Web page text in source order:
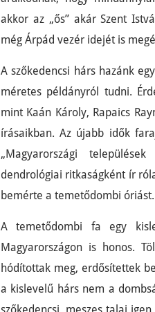
akkor az „ős” akár Szent
még Árpád vezér idejét is
A szőkedencsi hárs hazánk
méretes példányról tudni.
mint Kaán Károly, Rapaics
írásaikban. Az újabb idők
„Magyarországi
dendrológiai ritkaságként ír
bemérte a temetődombi óriást.
A temetődombi fa egy
Magyarországon is honos.
hódítottak meg, erdősítettek
a kislevelű hárs nem a